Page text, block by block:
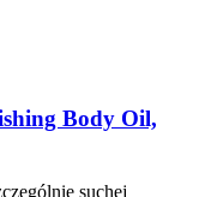
Body Oil,
suchej